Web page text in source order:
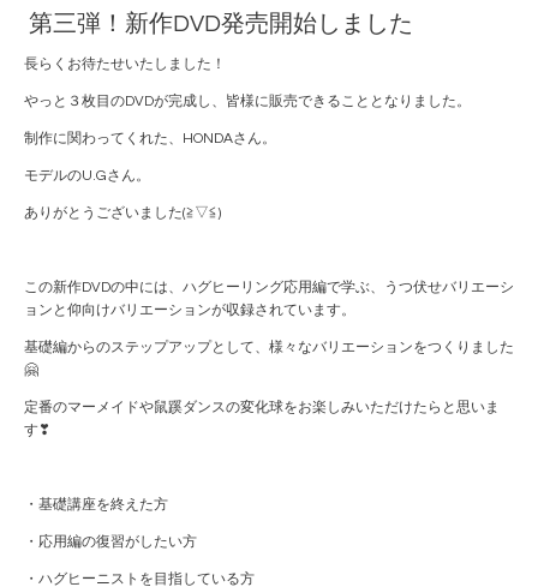
第三弾！新作DVD発売開始しました
長らくお待たせいたしました！
やっと３枚目のDVDが完成し、皆様に販売できることとなりました。
制作に関わってくれた、HONDAさん。
モデルのU.Gさん。
ありがとうございました(≧▽≦)
この新作DVDの中には、ハグヒーリング応用編で学ぶ、うつ伏せバリエーシ
ョンと仰向けバリエーションが収録されています。
基礎編からのステップアップとして、様々なバリエーションをつくりました
🤗
定番のマーメイドや鼠蹊ダンスの変化球をお楽しみいただけたらと思いま
す❣
・基礎講座を終えた方
・応用編の復習がしたい方
・ハグヒーニストを目指している方